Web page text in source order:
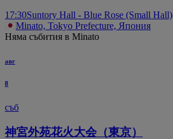
17:30Suntory Hall - Blue Rose (Small Hall)
Minato, Tokyo Prefecture, Япония
Няма събития в Minato
авг
8
съб
神宮外苑花火大会（東京）